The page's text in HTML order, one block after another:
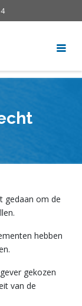
gedaan om de
hebben
gekozen
van de